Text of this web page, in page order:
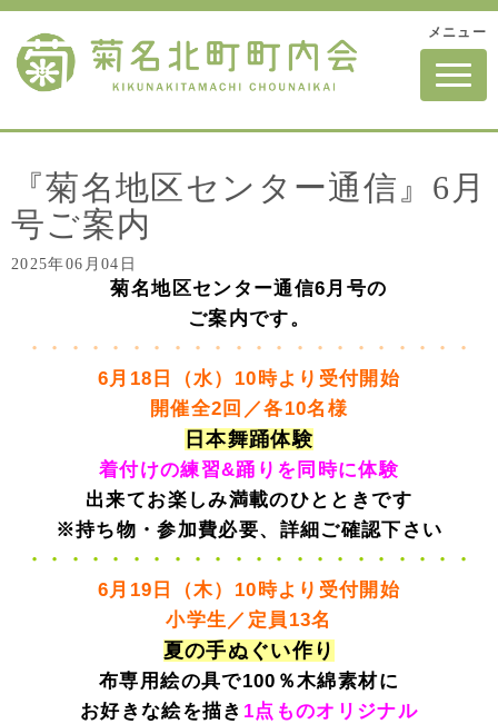
メニュー
N
a
v
i
『菊名地区センター通信』6月
号ご案内
2025年06月04日
菊名地区センター通信6月号の
ご案内です。
・・・・・・・・・・・・・・・・・・・・・・
6月18日（水）10時より受付開始
開催全2回／各10名様
日本舞踊体験
着付けの練習&踊りを同時に体験
出来てお楽しみ満載のひとときです
※持ち物・参加費必要、詳細ご確認下さい
・・・・・・・・・・・・・・・・・・・・・・
6月19日（木）10時より受付開始
小学生／定員13名
夏の手ぬぐい作り
布専用絵の具で100％木綿素材に
お好きな絵を描き 1点ものオリジナル